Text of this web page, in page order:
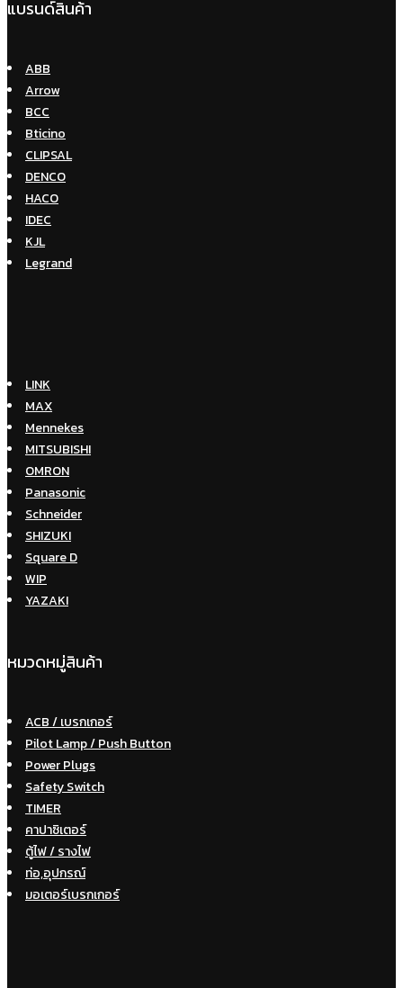
แบรนด์สินค้า
ABB
Arrow
BCC
Bticino
CLIPSAL
DENCO
HACO
IDEC
KJL
Legrand
LINK
MAX
Mennekes
MITSUBISHI
OMRON
Panasonic
Schneider
SHIZUKI
Square D
WIP
YAZAKI
หมวดหมู่สินค้า
ACB / เบรกเกอร์
Pilot Lamp / Push Button
Power Plugs
Safety Switch
TIMER
คาปาซิเตอร์
ตู้ไฟ / รางไฟ
ท่อ,อุปกรณ์
มอเตอร์เบรกเกอร์